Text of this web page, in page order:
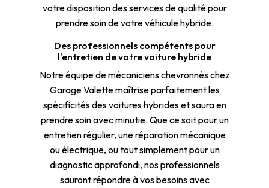
votre disposition des services de qualité pour
prendre soin de votre véhicule hybride.
Des professionnels compétents pour
l'entretien de votre voiture hybride
Notre équipe de mécaniciens chevronnés chez
Garage Valette maîtrise parfaitement les
spécificités des voitures hybrides et saura en
prendre soin avec minutie. Que ce soit pour un
entretien régulier, une réparation mécanique
ou électrique, ou tout simplement pour un
diagnostic approfondi, nos professionnels
sauront répondre à vos besoins avec